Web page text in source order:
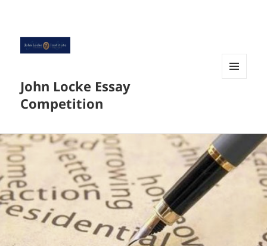
John Locke Essay
Competition